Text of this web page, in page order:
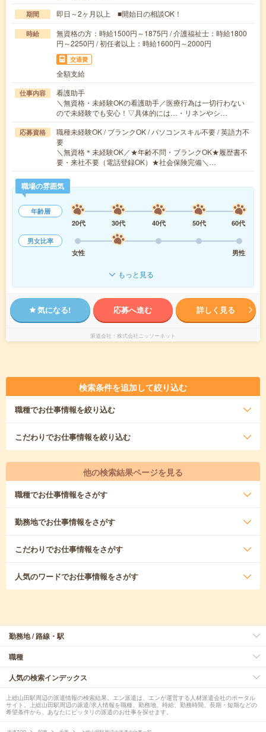
期間 即日～2ヶ月以上 ■開始日の相談OK！
時給
無資格の方：時給1500円～1875円 / 介護福祉士：時給1800
円～2250円 / 初任者以上：時給1600円～2000円
交通費
全額支給
仕事内容
看護助手
＼無資格・未経験OKの看護助手／医療行為は一切行わない
ので未経験でも安心！▽具体的には…・リネンやシ…
応募資格
職種未経験OK / ブランクOK / パソコンスキル不要 / 英語力不
要
＼無資格＊未経験OK／★年齢不問・ブランクOK★履歴書不
要・来社不要（電話登録OK）★社会保険完備＼…
職場の雰囲気
年齢層
20代
30代 40代 50代
60代
男女比率
女性
男性
もっと見る
気になる! 応募へ進む 詳しく見る
派遣会社 株式会社ニッソーネット
検索条件を追加して絞り込む
職種でお仕事情報を絞り込む
こだわりでお仕事情報を絞り込む
他の検索結果ページを見る
職種でお仕事情報をさがす
勤務地でお仕事情報をさがす
こだわりでお仕事情報をさがす
人気のワードでお仕事情報をさがす
勤務地 / 路線・駅
職種
人気の検索インデックス
上総山田駅周辺の派遣情報の検索結果。エン派遣は、エンが運営する人材派遣会社のポータル
サイト。上総山田駅周辺の派遣/求人情報を職種、勤務地、時給、勤務時間、長期・短期などの
希望条件から、あなたにピッタリの派遣のお仕事を探せます。